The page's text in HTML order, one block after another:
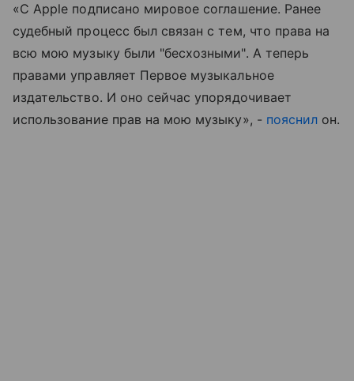
«С Apple подписано мировое соглашение. Ранее
судебный процесс был связан с тем, что права на
всю мою музыку были "бесхозными". А теперь
правами управляет Первое музыкальное
издательство. И оно сейчас упорядочивает
использование прав на мою музыку», - пояснил он.